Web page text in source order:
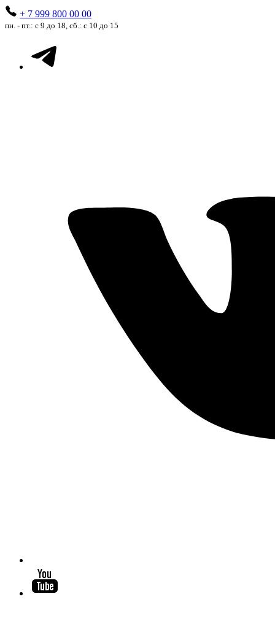
+ 7 999 800 00 00
пн. - пт.: с 9 до 18, сб.: с 10 до 15